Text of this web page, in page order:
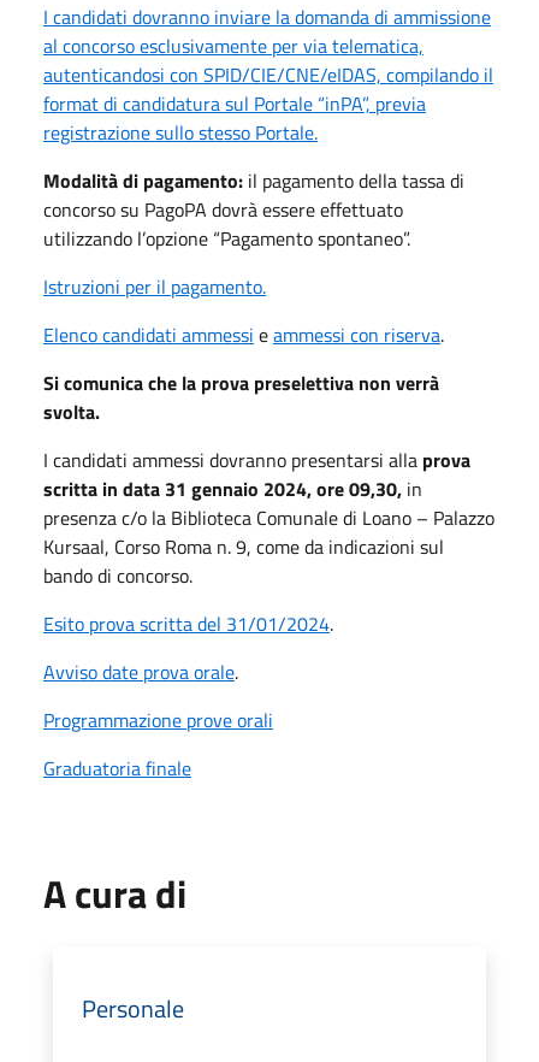
I candidati dovranno inviare la domanda di ammissione
al concorso esclusivamente per via telematica,
autenticandosi con SPID/CIE/CNE/eIDAS, compilando il
format di candidatura sul Portale “inPA”, previa
registrazione sullo stesso Portale.
Modalità di pagamento: il pagamento della tassa di
concorso su PagoPA dovrà essere effettuato
utilizzando l’opzione “Pagamento spontaneo”.
Istruzioni per il pagamento.
Elenco candidati ammessi eammessi con riserva.
Si comunica che la prova preselettiva non verrà
svolta.
I candidati ammessi dovranno presentarsi alla prova
scritta in data 31 gennaio 2024,ore 09,30, in
presenza c/o la Biblioteca Comunale di Loano – Palazzo
Kursaal, Corso Roma n. 9, come da indicazioni sul
bando di concorso.
Esito prova scritta del 31/01/2024.
Avviso date prova orale.
Programmazione prove orali
Graduatoria finale
A cura di
Personale